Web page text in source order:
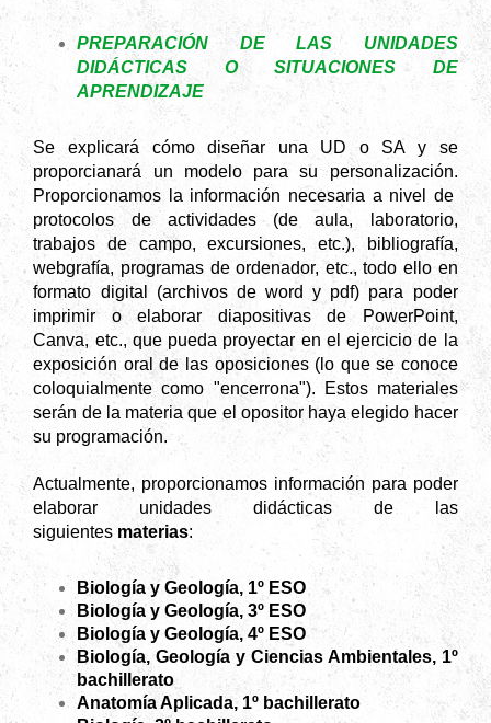
PREPARACIÓN DE LAS UNIDADES
DIDÁCTICAS O SITUACIONES DE
APRENDIZAJE
Se explicará cómo diseñar una UD o SA y se
proporcianará un modelo para su personalización.
Proporcionamos la información necesaria a nivel de
protocolos de actividades (de aula, laboratorio,
trabajos de campo, excursiones, etc.), bibliografía,
webgrafía, programas de ordenador, etc., todo ello en
formato digital (archivos de word y pdf) para poder
imprimir o elaborar diapositivas de PowerPoint,
Canva, etc., que pueda proyectar en el ejercicio de la
exposición oral de las oposiciones (lo que se conoce
coloquialmente como "encerrona"). Estos materiales
serán de la materia que el opositor haya elegido hacer
su programación.
Actualmente, proporcionamos información para poder
elaborar unidades didácticas de las
siguientes materias:
Biología y Geología, 1º ESO
Biología y Geología, 3º ESO
Biología y Geología, 4º ESO
Biología, Geología y Ciencias Ambientales, 1º
bachillerato
Anatomía Aplicada, 1º bachillerato